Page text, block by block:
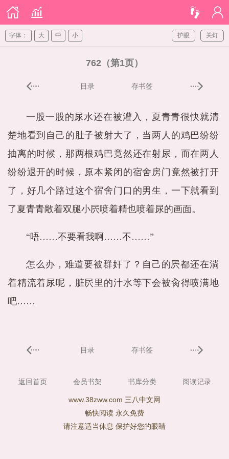
关灯
护眼
字体： 大 中 小
762（第1页）
目录 存书签
一股一股的尿水还在被灌入，夏青青很快就清
楚地看到自己的肚子被射大了，当两人的鸡巴纷纷
抽离的时候，那两根鸡巴竟然还在射尿，而在两人
纷纷退开的时候，原本紧闭的宿舍房门竟然被打开
了，好几个路过这个宿舍门口的男生，一下就看到
了夏青青敞着双腿小屄喷着精也喷着尿的画面。
“唔……不要看我啊……不……”
怎么办，难道要被群奸了？自己的屄都还在淌
着精流着尿呢，脏屄里的汁水等下会被肏得喷满地
吧……
目录 存书签
返回首页 会员书架 书库分类 阅读记录
www.38zww.com 三八中文网
畅快阅读 永久免费
请注意适当休息 保护好您的眼睛